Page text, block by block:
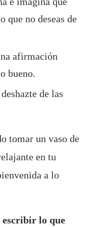
que no deseas de
afirmación
bueno.
de las
tomar un vaso de
en tu
a lo
escribir lo que